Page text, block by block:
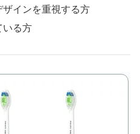
インを重視する方
いる方